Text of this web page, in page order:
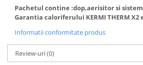
Pachetul contine :dop,aerisitor si
Garantia caloriferului KERMI THERM X2
Informatii conformitate produs
Review-uri(0)